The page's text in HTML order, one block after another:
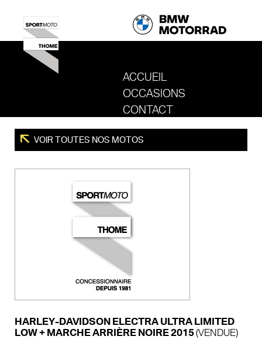
ACCUEIL
REVENIR AU SITE DE SPORT MOTO
OCCASIONS
CONTACT
VOIR TOUTES NOS MOTOS
HARLEY-DAVIDSON ELECTRA ULTRA LIMITED
LOW + MARCHE ARRIÈRE NOIRE 2015(VENDUE)